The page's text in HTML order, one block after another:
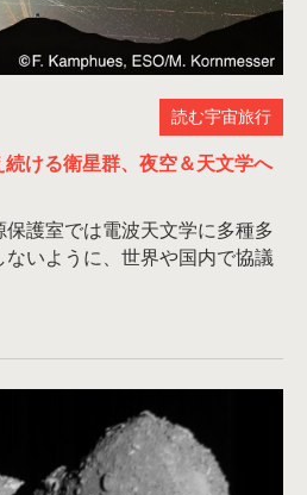
読む宇宙旅行
ける衛星群、夜空＆天文学へ
護室では電波天文学に多種多
いように、世界や国内で協議